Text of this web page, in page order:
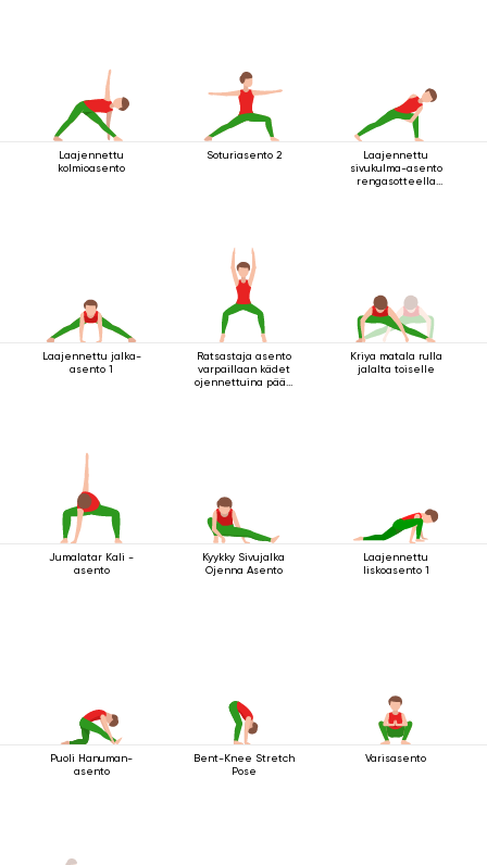
Laajennettu
kolmioasento
Soturiasento 2
Laajennettu
sivukulma-asento
rengasotteella
Laajennettu jalka-
asento 1
Ratsastaja asento
varpaillaan kädet
ojennettuina pään
Kriya matala rulla
jalalta toiselle
Jumalatar Kali -
asento
Kyykky Sivujalka
Ojenna Asento
Laajennettu
liskoasento 1
Puoli Hanuman-
asento
Bent-Knee Stretch
Pose
Varisasento